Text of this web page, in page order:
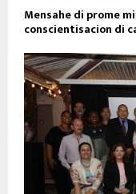
Mensahe di prome
conscientisacion di